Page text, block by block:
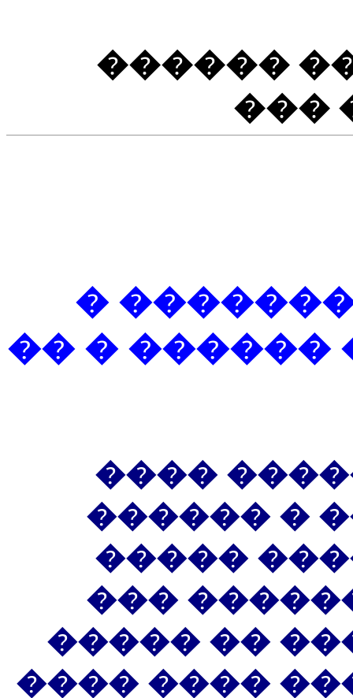
������
���
�� ���
�� ���
���
���� ����
�����
����� ��
����� ���
������ ���